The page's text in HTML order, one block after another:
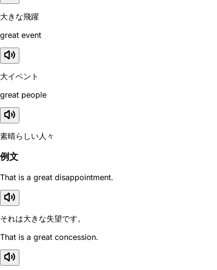
大きな飛躍
great event
大イベント
great people
素晴らしい人々
例文
That is a great disappointment.
それは大きな失望です。
That is a great concession.